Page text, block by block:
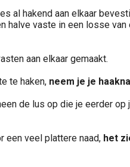
al hakend aan elkaar
halve vaste in een losse van
aan elkaar gemaakt.
te haken, neem je je
de lus op die je eerder op
een veel plattere naad, het